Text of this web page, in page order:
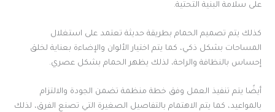
على سلامة البنية التحتية.
كذلك يتم تصميم الحمام بطريقة حديثة تعتمد على استغلال
المساحات بشكل ذكي، كما يتم اختيار الألوان والإضاءة بعناية لخلق
إحساس بالنظافة والراحة، لذلك يظهر الحمام بشكل عصري.
أيضًا يتم تنفيذ العمل وفق خطة منظمة تضمن الجودة والالتزام
بالمواعيد، كما يتم الاهتمام بالتفاصيل الصغيرة التي تصنع الفرق، لذلك